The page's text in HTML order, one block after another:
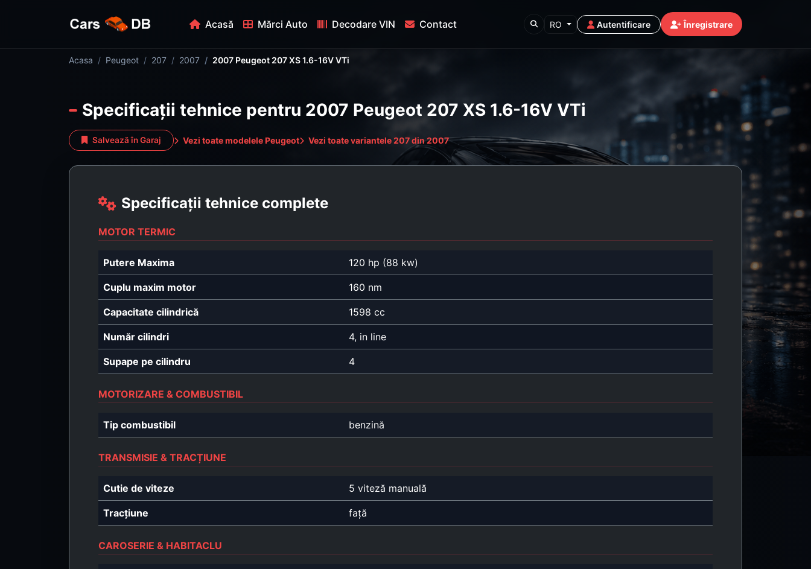
Acasă Mărci Auto Decodare VIN Contact RO Autentificare Înregistrare
Acasa Peugeot 207 2007 2007 Peugeot 207 XS 1.6-16V VTi
Specificații tehnice pentru 2007 Peugeot 207 XS 1.6-16V VTi
Salvează în Garaj Vezi toate modelele Peugeot Vezi toate variantele 207 din 2007
Specificații tehnice complete
MOTOR TERMIC
Putere Maxima 120 hp (88 kw)
Cuplu maxim motor 160 nm
Capacitate cilindrică 1598 cc
Număr cilindri 4, in line
Supape pe cilindru 4
MOTORIZARE & COMBUSTIBIL
Tip combustibil benzină
TRANSMISIE & TRACȚIUNE
Cutie de viteze 5 viteză manuală
Tracțiune față
CAROSERIE & HABITACLU